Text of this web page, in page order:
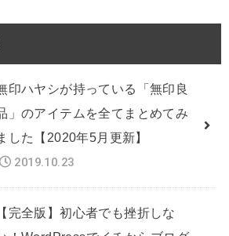
印ハヤシが持っている「無印良
」のアイテムを全てまとめてみ
した【2020年5月更新】
2019.10.23
【完全版】初心者でも挫折しな